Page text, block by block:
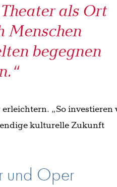
als Ort
Menschen
begegnen
„So investieren
kulturelle Zukunft
und Oper